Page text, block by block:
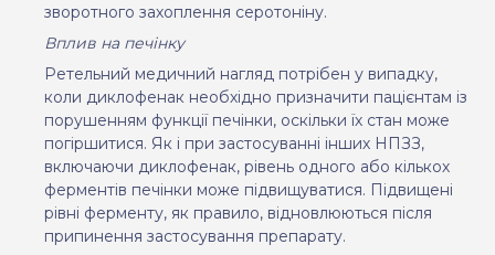
зворотного захоплення серотоніну.
Вплив на печінку
Ретельний медичний нагляд потрібен у випадку,
коли диклофенак необхідно призначити пацієнтам із
порушенням функції печінки, оскільки їх стан може
погіршитися. Як і при застосуванні інших НПЗЗ,
включаючи диклофенак, рівень одного або кількох
ферментів печінки може підвищуватися. Підвищені
рівні ферменту, як правило, відновлюються після
припинення застосування препарату.